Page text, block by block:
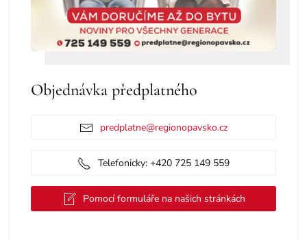
Objednávka předplatného
predplatne@regionopavsko.cz
Telefonicky: +420 725 149 559
Pomocí formuláře na našich stránkách